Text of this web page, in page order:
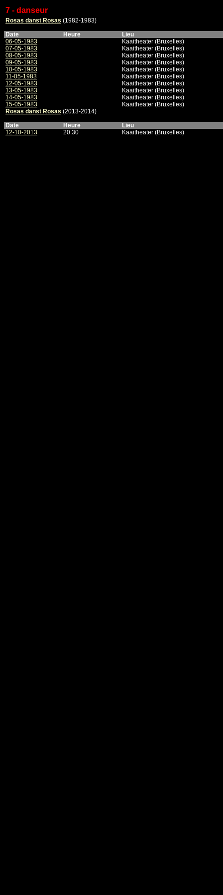
7 - danseur
Rosas danst Rosas (1982-1983)
Date
Heure
Lieu
06-05-1983
Kaaitheater (Bruxelles)
07-05-1983
Kaaitheater (Bruxelles)
08-05-1983
Kaaitheater (Bruxelles)
09-05-1983
Kaaitheater (Bruxelles)
10-05-1983
Kaaitheater (Bruxelles)
11-05-1983
Kaaitheater (Bruxelles)
12-05-1983
Kaaitheater (Bruxelles)
13-05-1983
Kaaitheater (Bruxelles)
14-05-1983
Kaaitheater (Bruxelles)
15-05-1983
Kaaitheater (Bruxelles)
Rosas danst Rosas (2013-2014)
Date
Heure
Lieu
12-10-2013
20:30 Kaaitheater (Bruxelles)